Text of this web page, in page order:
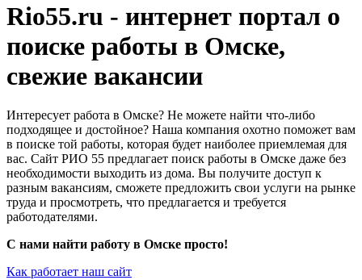
Rio55.ru - интернет портал о
поиске работы в Омске,
свежие вакансии
Интересует работа в Омске? Не можете найти что-либо
подходящее и достойное? Наша компания охотно поможет вам
в поиске той работы, которая будет наиболее приемлемая для
вас. Сайт РИО 55 предлагает поиск работы в Омске даже без
необходимости выходить из дома. Вы получите доступ к
разным вакансиям, сможете предложить свои услуги на рынке
труда и просмотреть, что предлагается и требуется
работодателями.
С нами найти работу в Омске просто!
Как работает наш сайт